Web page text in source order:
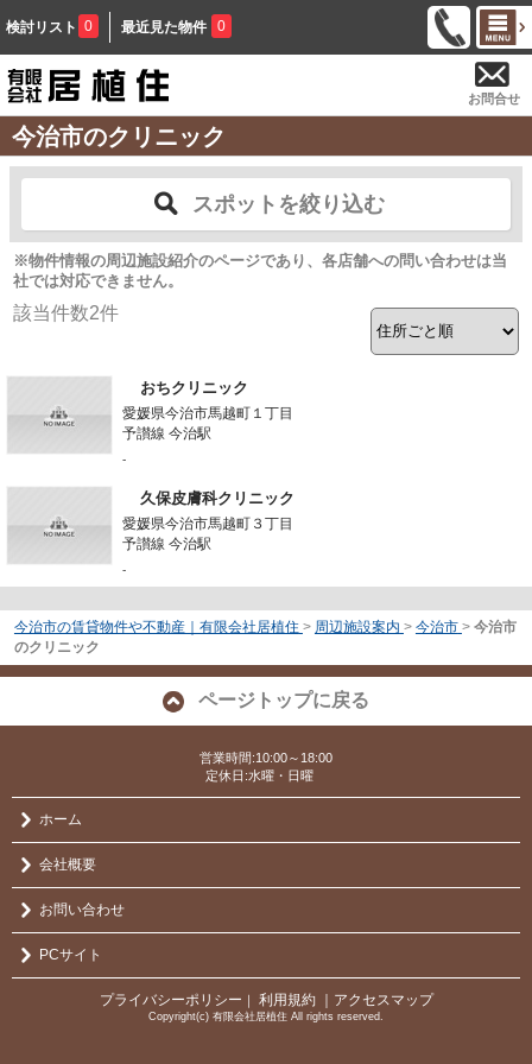
検討リスト 0 最近見た物件 0
お問合せ
今治市のクリニック
スポットを絞り込む
※物件情報の周辺施設紹介のページであり、各店舗への問い合わせは当
社では対応できません。
該当件数2件
おちクリニック
愛媛県今治市馬越町１丁目
予讃線 今治駅
-
久保皮膚科クリニック
愛媛県今治市馬越町３丁目
予讃線 今治駅
-
今治市の賃貸物件や不動産｜有限会社居植住 > 周辺施設案内 > 今治市 > 今治市
のクリニック
ページトップに戻る
営業時間:10:00～18:00
定休日:水曜・日曜
ホーム
会社概要
お問い合わせ
PCサイト
プライバシーポリシー ｜ 利用規約 ｜アクセスマップ
Copyright(c) 有限会社居植住 All rights reserved.